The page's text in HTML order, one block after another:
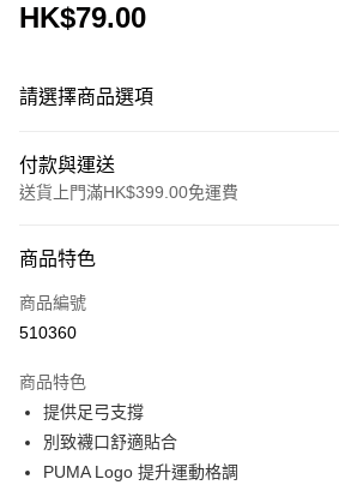
HK$79.00
請選擇商品選項
付款與運送
送貨上門滿HK$399.00免運費
信用卡
線上付款
Alipay, PayMe, WeChat Pay, UnionPay, FPS
送貨方式
單筆訂單淨值滿$399可享免運費優惠
每筆HK$30.00，滿HK$399.00或以上免運費
商品特色
商品編號
510360
商品特色
提供足弓支撐
別致襪口舒適貼合
PUMA Logo 提升運動格調